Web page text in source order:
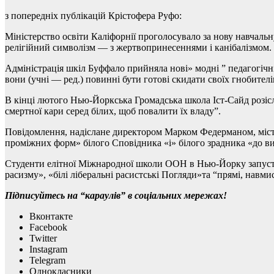
з попередніх публікацій Крістофера Руфо:
Міністерство освіти Каліфорнії проголосувало за нову
релігійний символізм — з жертвопринесеннями і канібалізмом.
Адміністрація шкіл Буффало прийняла нові» модні ”
вони (учні — ред.) повинні бути готові скидати своїх
В кінці лютого Нью-Йоркська Громадська школа Іст-Сайд
смертної кари серед білих, щоб повалити їх владу”.
Повідомлення, надіслане директором Марком Федерманом,
проміжних форм» білого Сповідника «і» білого зрадника «до
Студенти елітної Міжнародної школи ООН в Нью-Йорку
расизму», «білі ліберальні расистські Погляди»та “прямі,
Підписуйтесь на “караулів” в соціальних мережах!
Вконтакте
Facebook
Twitter
Instagram
Telegram
Однокласники